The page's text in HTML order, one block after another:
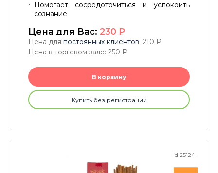
Помогает сосредоточиться и успокоить
сознание
Цена для Вас: 230 P
Цена для постоянных клиентов: 210 P
Цена в торговом зале: 250 P
В корзину
Купить без регистрации
id 25124